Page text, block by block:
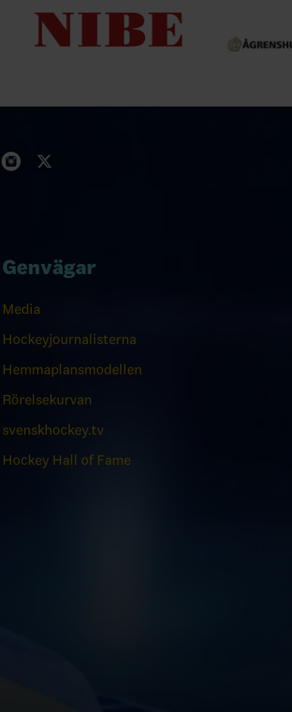
Genvägar
Media
Hockeyjournalisterna
Hemmaplansmodellen
Rörelsekurvan
svenskhockey.tv
Hockey Hall of Fame